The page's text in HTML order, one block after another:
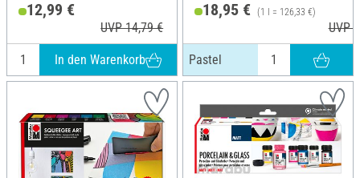
12,99 €
UVP 14,79 €
In den Warenkorb
18,95 € (1 l = 126,33 €)
UVP
Pastel